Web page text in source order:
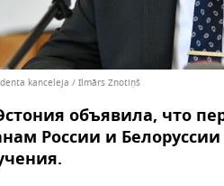
kanceleja / Ilmārs Znotiņš
объявила, что
России и